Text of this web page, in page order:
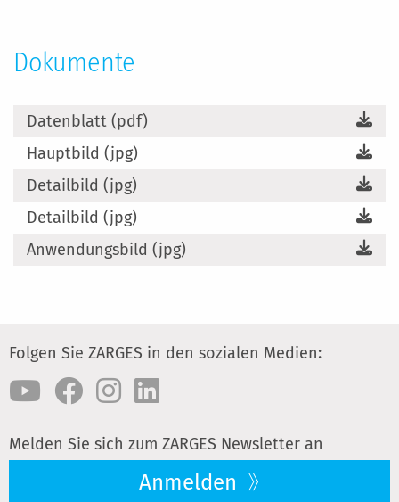
Dokumente
Datenblatt (pdf)
Hauptbild (jpg)
Detailbild (jpg)
Detailbild (jpg)
Anwendungsbild (jpg)
Folgen Sie ZARGES in den sozialen Medien:
Melden Sie sich zum ZARGES Newsletter an
Anmelden